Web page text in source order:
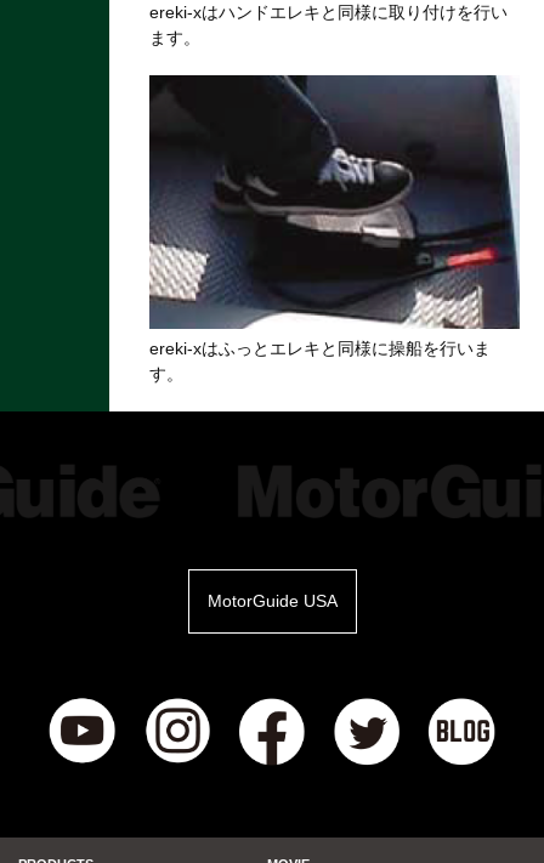
ereki-xはハンドエレキと同様に取り付けを行い
ます。
ereki-xはふっとエレキと同様に操船を行いま
す。
MotorGuide USA